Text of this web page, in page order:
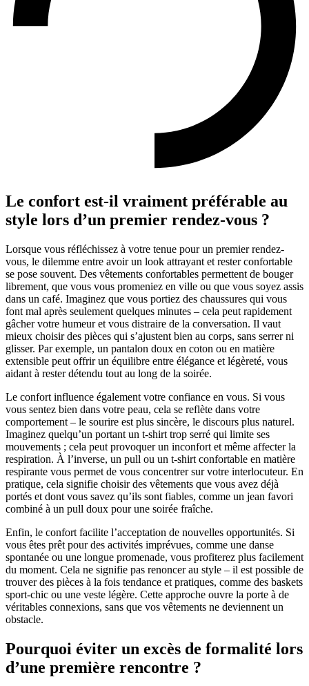
Le confort est-il vraiment préférable au
style lors d’un premier rendez-vous ?
Lorsque vous réfléchissez à votre tenue pour un premier rendez-
vous, le dilemme entre avoir un look attrayant et rester confortable
se pose souvent. Des vêtements confortables permettent de bouger
librement, que vous vous promeniez en ville ou que vous soyez assis
dans un café. Imaginez que vous portiez des chaussures qui vous
font mal après seulement quelques minutes – cela peut rapidement
gâcher votre humeur et vous distraire de la conversation. Il vaut
mieux choisir des pièces qui s’ajustent bien au corps, sans serrer ni
glisser. Par exemple, un pantalon doux en coton ou en matière
extensible peut offrir un équilibre entre élégance et légèreté, vous
aidant à rester détendu tout au long de la soirée.
Le confort influence également votre confiance en vous. Si vous
vous sentez bien dans votre peau, cela se reflète dans votre
comportement – le sourire est plus sincère, le discours plus naturel.
Imaginez quelqu’un portant un t-shirt trop serré qui limite ses
mouvements ; cela peut provoquer un inconfort et même affecter la
respiration. À l’inverse, un pull ou un t-shirt confortable en matière
respirante vous permet de vous concentrer sur votre interlocuteur. En
pratique, cela signifie choisir des vêtements que vous avez déjà
portés et dont vous savez qu’ils sont fiables, comme un jean favori
combiné à un pull doux pour une soirée fraîche.
Enfin, le confort facilite l’acceptation de nouvelles opportunités. Si
vous êtes prêt pour des activités imprévues, comme une danse
spontanée ou une longue promenade, vous profiterez plus facilement
du moment. Cela ne signifie pas renoncer au style – il est possible de
trouver des pièces à la fois tendance et pratiques, comme des baskets
sport-chic ou une veste légère. Cette approche ouvre la porte à de
véritables connexions, sans que vos vêtements ne deviennent un
obstacle.
Pourquoi éviter un excès de formalité lors
d’une première rencontre ?